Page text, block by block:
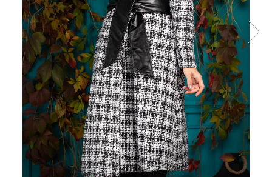
Rochii din dantela
Rochii din tafta
Rochii cu paiete
Rochii din tul
Rochii din catifea
Rochii din Barbie/Bistrech
Rochii din saten
Rochii voal
Rochii cu imprimeu